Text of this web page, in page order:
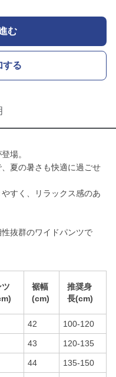
む
する
場。
夏の暑さも快適に過ごせ
すく、リラックス感のあ
抜群のワイドパンツで
裾幅
(cm)
推奨身
長(cm)
42 100-120
43 120-135
44 135-150